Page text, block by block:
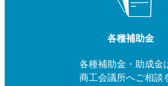
各種補助金
各種補助金・助成金
商工会議所へご相談